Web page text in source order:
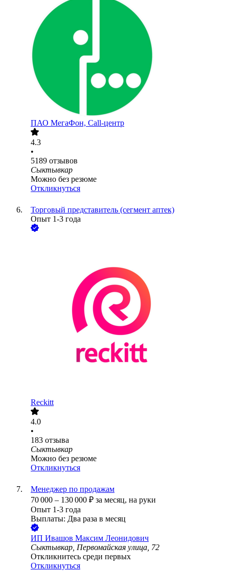
ПАО МегаФон, Call-центр
4.3
•
5189 отзывов
Сыктывкар
Можно без резюме
Откликнуться
Торговый представитель (сегмент аптек)
Опыт 1-3 года
Reckitt
4.0
•
183 отзыва
Сыктывкар
Можно без резюме
Откликнуться
Менеджер по продажам
70 000 – 130 000 ₽ за месяц, на руки
Опыт 1-3 года
Выплаты: Два раза в месяц
ИП Ивашов Максим Леонидович
Сыктывкар, Первомайская улица, 72
Откликнитесь среди первых
Откликнуться